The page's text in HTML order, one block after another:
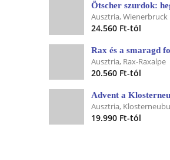
Ötscher szurdok:
Ausztria, Wienerbruck
24.560 Ft-tól
Rax és a smaragd
Ausztria, Rax-Raxalpe
20.560 Ft-tól
Advent a
Ausztria,
19.990 Ft-tól